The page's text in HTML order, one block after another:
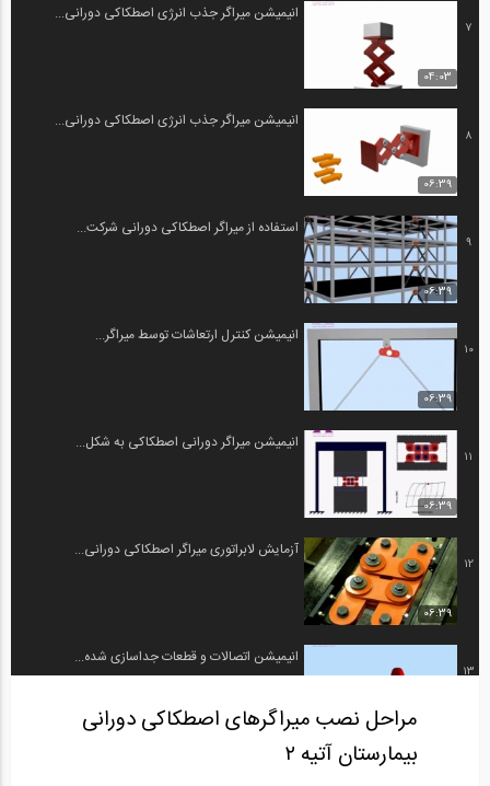
7
04:03
انیمیشن میراگر جذب انرژی اصطکاکی دورانی...
8
06:39
انیمیشن میراگر جذب انرژی اصطکاکی دورانی...
9
06:39
استفاده از میراگر اصطکاکی دورانی شرکت...
10
06:39
انیمیشن کنترل ارتعاشات توسط میراگر...
11
06:39
انیمیشن میراگر دورانی اصطکاکی به شکل...
12
06:39
آزمایش لابراتوری میراگر اصطکاکی دورانی...
13
انیمیشن اتصالات و قطعات جداسازی شده...
انیمیشن نصب میراگر اصطکاکی دورانی شرکت...
مراحل نصب میراگرهای اصطکاکی دورانی
بیمارستان آتیه ۲